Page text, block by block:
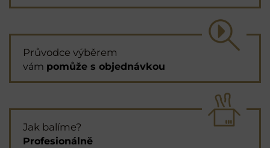
Průvodce výběrem
vám pomůže s objednávkou
Jak balíme?
Profesionálně